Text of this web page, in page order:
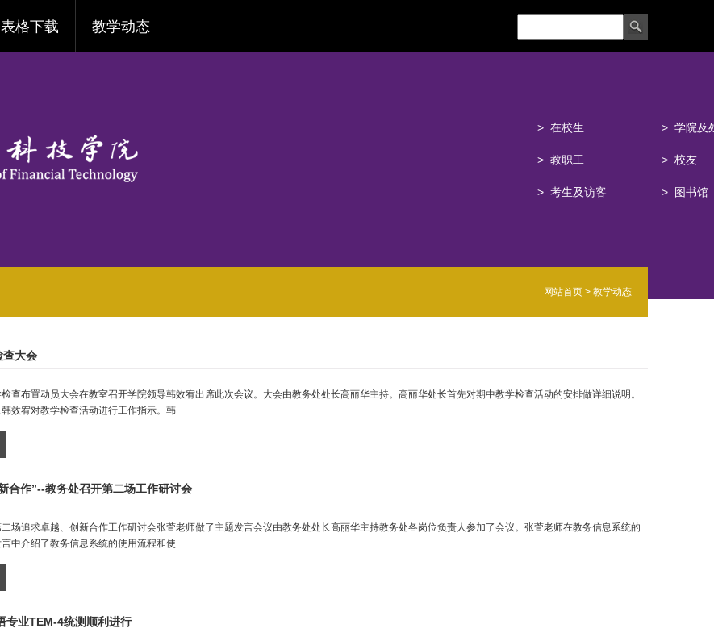
表格下载 教学动态
在校生 学院及
教职工 校友
考生及访客 图书馆
网站首页 > 教学动态
查大会
查布置动员大会在教室召开学院领导韩效宥出席此次会议。大会由教务处处长高丽华主持。高丽华处长首先对期中教学检查活动的安排做详细说明。
效宥对教学检查活动进行工作指示。韩
合作”--教务处召开第二场工作研讨会
场追求卓越、创新合作工作研讨会张萱老师做了主题发言会议由教务处处长高丽华主持教务处各岗位负责人参加了会议。张萱老师在教务信息系统的
中介绍了教务信息系统的使用流程和使
专业TEM-4统测顺利进行